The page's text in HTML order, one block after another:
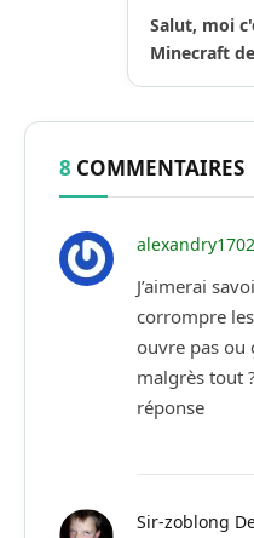
Salut, moi
Minecraft
8 COMMENTAIRES
alexandry1702
J’aimerai
corrompre
ouvre pas ou
malgrès tout
réponse
Sir-zoblong